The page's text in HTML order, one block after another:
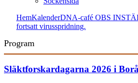
HemKalenderDNA-café OBS
fortsatt virusspridning.
Program
Släktforskardagarna 2026 i